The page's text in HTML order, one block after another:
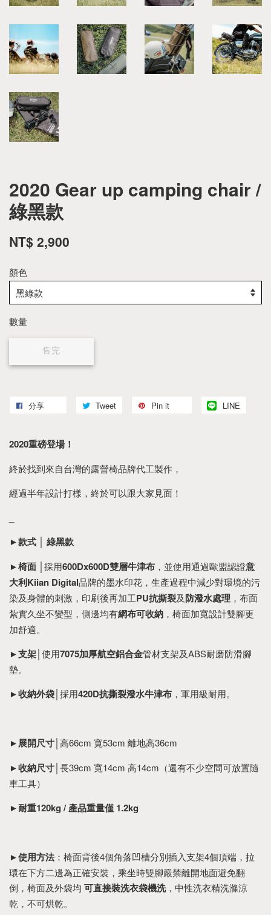
2020 Gear up camping chair /
綠黑款
NT$ 2,900
顏色
數量
售完
分享 Tweet Pin it LINE
2020重磅登場！
終於找到來自台灣的露營椅品牌代工製作，
經過半年設計打樣，終於可以跟大家見面！
►款式 綠黑款
►椅面 │採用600Dx600D雙層牛津布 ，並使用通過歐盟認證意
大利Kiian Digital品牌的墨水印花，生產過程中減少對環境的污
染及身體的刺激，印刷後再加工PU抗撕裂及防潑水處理 ，布面
紮實久坐不變型，側邊均有網布可收納 ，椅面加寬設計雙腳更
加舒適。
►支架 │使用7075加厚航空鋁合金管材支架及ABS耐磨防滑腳
墊。
►收納外袋 │採用420D抗撕裂潑水牛津布 ，軍用級耐用。
►展開尺寸 │高66cm 寛53cm 離地高36cm
►收納尺寸 │長39cm 寬14cm 高14cm（還有不少空間可放置隨
車工具）
►耐重120kg / 產品重量僅 1.2kg
►使用方法：椅面背後4個角落凹槽分別插入支架4個頂端，拉
環在下方二邊為正確安裝，乘坐時雙腳嚴禁離開地面避免翻
倒，椅面及外袋均 可直接裝洗衣袋機洗，中性洗衣精洗滌涼
乾，不可烘乾。